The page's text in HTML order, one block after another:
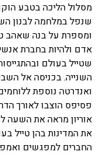
מסלול הליכה בטבע
שנפל במלחמה לבנון
ומספרת על בנה שאהב
אדם ולהיות בחברת
שטייל בעולם
השנייה. בכניסה אל
ואנדרטה נוספת
פסיפס הוצבו לאורך
אוריון מראה את השעה
את המדינות בהן טייל
החברים למפגשים